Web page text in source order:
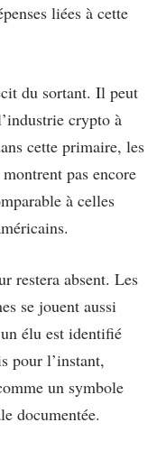
liées à cette
du sortant. Il peut
crypto à
cette primaire, les
pas encore
à celles
restera absent. Les
se jouent aussi
élu est identifié
pour l’instant,
un symbole
documentée.